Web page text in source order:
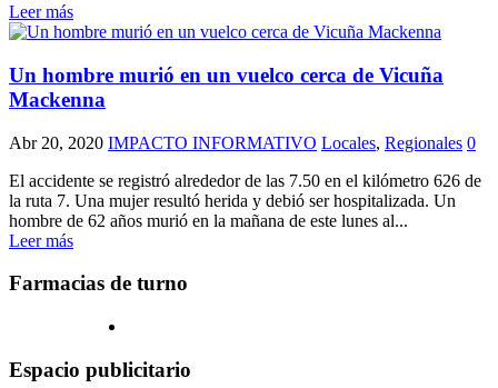
Leer más
Un hombre murió en un vuelco cerca de Vicuña
Mackenna
Abr 20, 2020 IMPACTO INFORMATIVO Locales, Regionales 0
El accidente se registró alrededor de las 7.50 en el kilómetro 626 de
la ruta 7. Una mujer resultó herida y debió ser hospitalizada. Un
hombre de 62 años murió en la mañana de este lunes al...
Leer más
Farmacias de turno
Espacio publicitario